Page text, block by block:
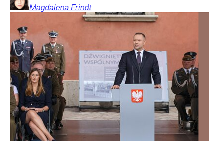
Magdalena Frindt